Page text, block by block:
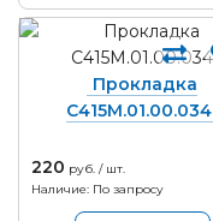
Прокладка
С415М.01.00.034
220 руб. / шт.
Наличие: По запросу